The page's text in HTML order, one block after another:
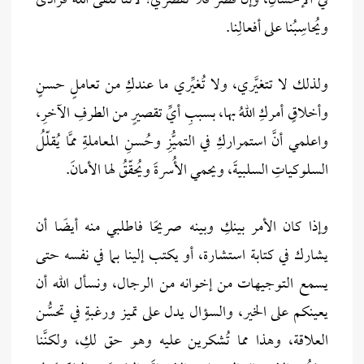
ويُحاسِبُنا على أفعالِنا.
ولذلك لا تتغيَّري، ولا تُغيِّري ما عندكِ من تعاملٍ حسنٍ
وأخلاقٍ أمركِ اللهُ بها، بسببِ أيِّ تقصيرٍ من الطرفِ الآخرِ،
واعلمي أنَّ استمراركِ في التميُّزِ وحُسنِ المعاملةِ ممَّا يُقلّلُ
السلوكياتِ السلبيةَ، ويحمي الأُسرةَ ويُحقّقُ لها الأمانَ.
وإذا كان الأمر بينكِ وبينه صريحًا فاطلبي منه أيضًا أن
يشارك في كتابة استشارة، أو يكتب إلينا بما في نفسه حتى
يسمع التوجيهات من إخوانه من الرجال، ونسأل الله أن
يعينكم على الخير، والسؤال يدل على تميز ورغبةٍ في تحسُّن
العلاقة، وهذا مما تُشكرين عليه وهو حق لكِ، ولكنَّنا